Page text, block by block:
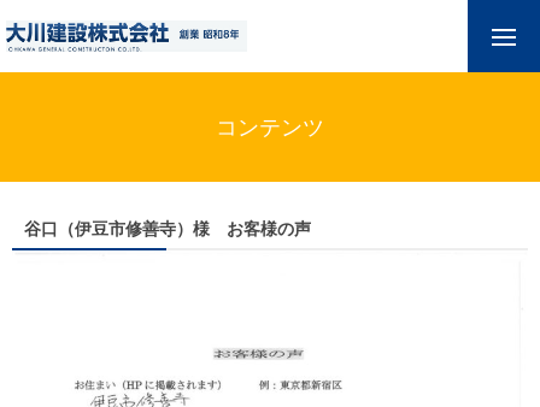
コンテンツ
谷口（伊豆市修善寺）様 お客様の声